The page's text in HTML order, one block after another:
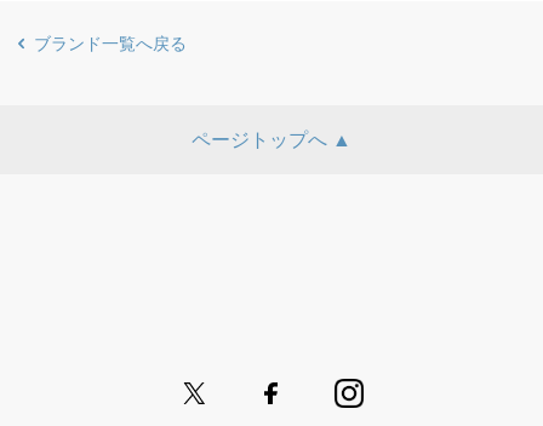
ブランド一覧へ戻る
ページトップへ ▲